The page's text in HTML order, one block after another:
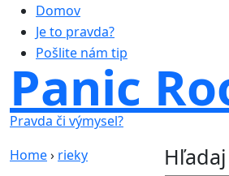
Domov
Je to pravda?
Pošlite nám tip
Panic
Pravda či výmysel?
Home› rieky Hľadaj